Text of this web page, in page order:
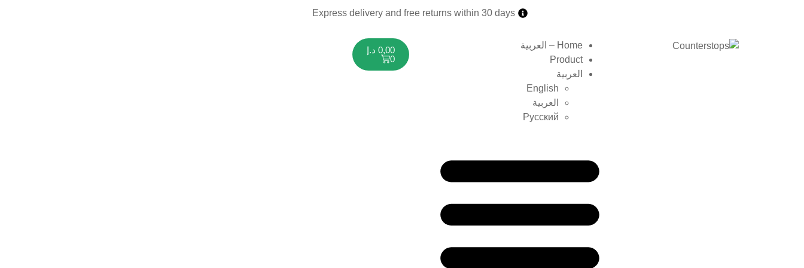
Express delivery and free returns within 30 days
Home – العربية
Product
العربية
English
العربية
Русский
0,00 د.إ
0